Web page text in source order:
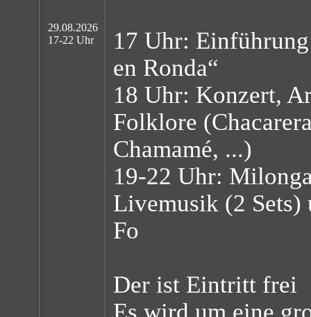
29.08.2026
17-22 Uhr
17 Uhr:
en Ronda“
18 Uhr: Konzert,
Folklore
Chamamé, ...)
19-22 Uhr:
Livemusik (2 Sets)
Fo
Der ist Eintritt frei
Es wird um eine